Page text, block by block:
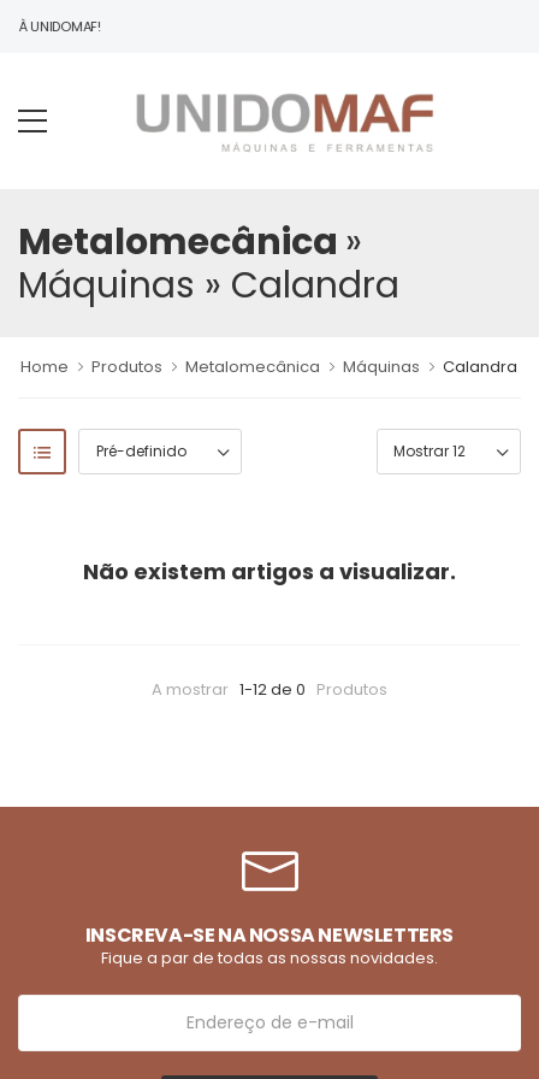
À UNIDOMAF!
Metalomecânica »
Máquinas » Calandra
Home Produtos Metalomecânica Máquinas Calandra
Não existem artigos a visualizar.
A mostrar 1-12 de 0 Produtos
INSCREVA-SE NA NOSSA NEWSLETTERS
Fique a par de todas as nossas novidades.